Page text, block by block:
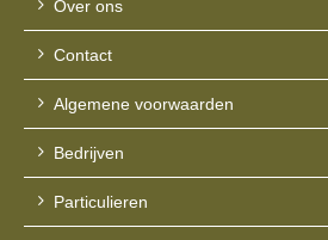
Over ons
Contact
Algemene voorwaarden
Bedrijven
Particulieren